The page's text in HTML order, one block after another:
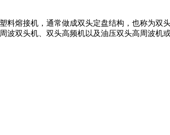
熔接机，通常做成双头定盘结构，也称为双
双头机、双头高频机以及油压双头高周波机